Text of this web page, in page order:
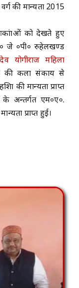
की मान्यता 2015
आकांक्षाओं को देखते हुए
जे ०पी० रुहेलखण्ड
योगीराज महिला
की कला संकाय से
की मान्यता प्राप्त
अन्तर्गत एम०ए०.
प्राप्त हुई।